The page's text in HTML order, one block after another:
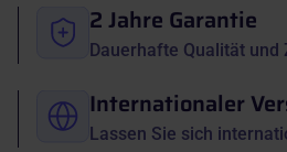
2 Jahre Garantie
Dauerhafte Qualität und
Internationaler
Lassen Sie sich